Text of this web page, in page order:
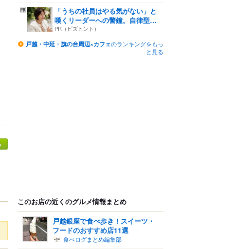
「うちの社員はやる気がない」と
嘆くリーダーへの警鐘。自律型
組...
PR（ビズヒント）
戸越・中延・旗の台周辺×カフェのランキングをもっ
と見る
このお店の近くのグルメ情報まとめ
戸越銀座で食べ歩き！スイーツ・
フードのおすすめ店11選
食べログまとめ編集部